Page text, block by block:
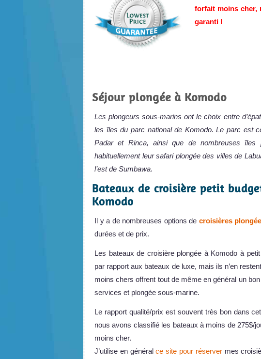
forfait moins cher,
garanti !
Séjour plongée à Komodo
Les plongeurs sous-marins ont le choix entre
les îles du parc national de Komodo. Le parc est
Padar et Rinca, ainsi que de nombreuses îles
habituellement leur safari plongée des villes de
l’est de Sumbawa.
Bateaux de croisière petit
Komodo
Il y a de nombreuses options de croisières
durées et de prix.
Les bateaux de croisière plongée à Komodo à
par rapport aux bateaux de luxe, mais ils n’en
moins chers offrent tout de même en général un
services et plongée sous-marine.
Le rapport qualité/prix est souvent très bon dans
nous avons classifié les bateaux à moins de 275$/
moins cher.
J’utilise en généralce site pour réservermes